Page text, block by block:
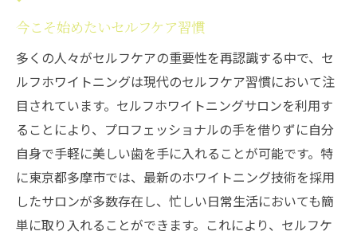
今こそ始めたいセルフケア習慣
多くの人々がセルフケアの重要性を再認識する中で、セ
ルフホワイトニングは現代のセルフケア習慣において注
目されています。セルフホワイトニングサロンを利用す
ることにより、プロフェッショナルの手を借りずに自分
自身で手軽に美しい歯を手に入れることが可能です。特
に東京都多摩市では、最新のホワイトニング技術を採用
したサロンが多数存在し、忙しい日常生活においても簡
単に取り入れることができます。これにより、セルフケ